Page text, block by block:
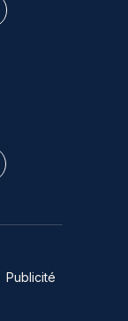
Publicité